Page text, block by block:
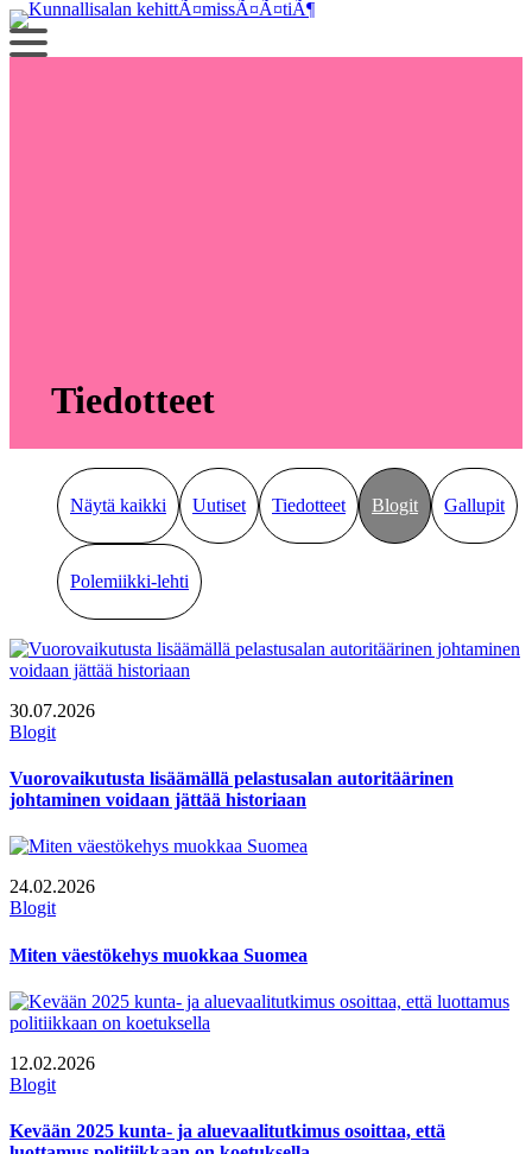
Siirry
sisältöön
Tiedotteet
Näytä kaikki Uutiset Tiedotteet Blogit Gallupit
Polemiikki-lehti
30.07.2026
Blogit
Vuorovaikutusta lisäämällä pelastusalan autoritäärinen
johtaminen voidaan jättää historiaan
24.02.2026
Blogit
Miten väestökehys muokkaa Suomea
12.02.2026
Blogit
Kevään 2025 kunta- ja aluevaalitutkimus osoittaa, että